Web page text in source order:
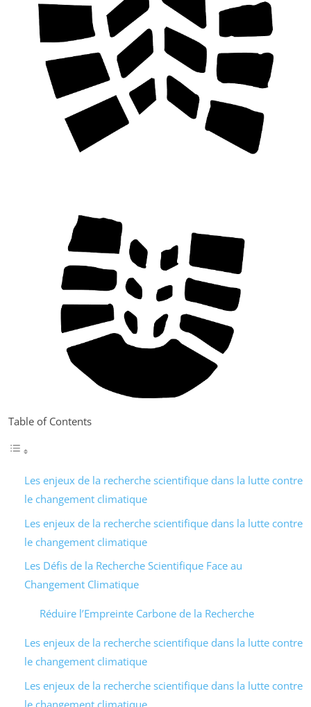
Table of Contents
Les enjeux de la recherche scientifique dans la lutte contre
le changement climatique
Les enjeux de la recherche scientifique dans la lutte contre
le changement climatique
Les Défis de la Recherche Scientifique Face au
Changement Climatique
Réduire l’Empreinte Carbone de la Recherche
Les enjeux de la recherche scientifique dans la lutte contre
le changement climatique
Les enjeux de la recherche scientifique dans la lutte contre
le changement climatique